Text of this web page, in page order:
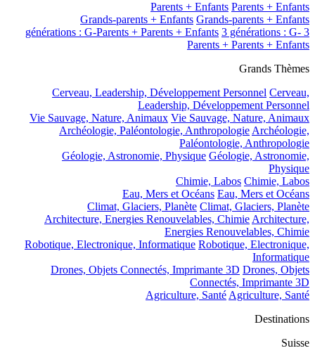
Parents + Enfants Parents + Enfants
Grands-parents + Enfants Grands-parents + Enfants
3 générations : G-Parents + Parents + Enfants
3 générations : G-
Parents + Parents + Enfants
Grands Thèmes
Cerveau, Leadership, Développement Personnel Cerveau,
Leadership, Développement Personnel
Vie Sauvage, Nature, Animaux Vie Sauvage, Nature, Animaux
Archéologie, Paléontologie, AnthropologieArchéologie,
Paléontologie, Anthropologie
Géologie, Astronomie, Physique Géologie, Astronomie,
Physique
Chimie, Labos Chimie, Labos
Eau, Mers et Océans Eau, Mers et Océans
Climat, Glaciers, Planète Climat, Glaciers, Planète
Architecture, Energies Renouvelables, ChimieArchitecture,
Energies Renouvelables, Chimie
Robotique, Electronique, Informatique Robotique, Electronique,
Informatique
Drones, Objets Connectés, Imprimante 3D Drones, Objets
Connectés, Imprimante 3D
Agriculture, SantéAgriculture, Santé
Destinations
Suisse